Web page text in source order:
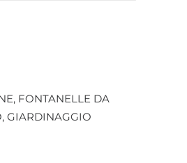
, FONTANELLE DA
, GIARDINAGGIO